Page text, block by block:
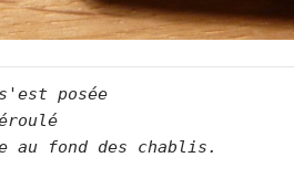
s'est posée
au fond des chablis.